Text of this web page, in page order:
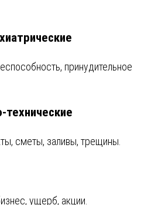
принудительное
технические
сметы, заливы, трещины.
ущерб, акции.